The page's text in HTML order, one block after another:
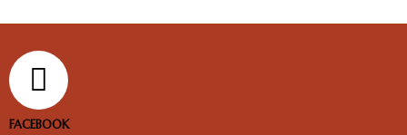
FACEBOOK